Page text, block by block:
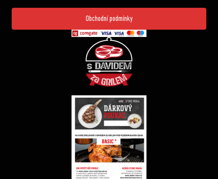
Obchodní podmínky